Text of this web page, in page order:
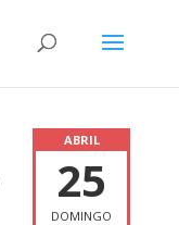
ABRIL
25
DOMINGO